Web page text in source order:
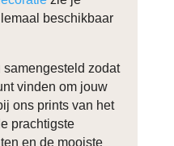
beschikbaar
samengesteld zodat
vinden om jouw
ons prints van het
prachtigste
en de mooiste